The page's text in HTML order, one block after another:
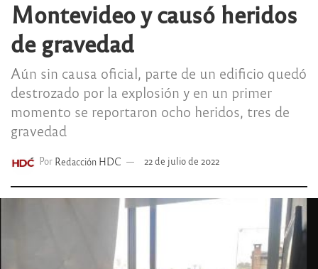
Montevideo y causó heridos
de gravedad
Aún sin causa oficial, parte de un edificio quedó
destrozado por la explosión y en un primer
momento se reportaron ocho heridos, tres de
gravedad
Por Redacción HDC 22 de julio de 2022